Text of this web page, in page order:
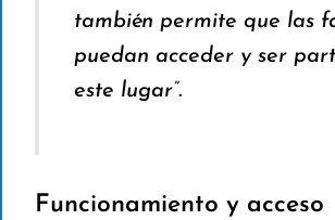
también permite que las
puedan acceder y ser
este lugar”.
Funcionamiento y acceso